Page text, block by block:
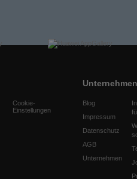
Cookie-
Einstellungen
Unternehmen
Blog
Impressum
Datenschutz
AGB
Unternehmen